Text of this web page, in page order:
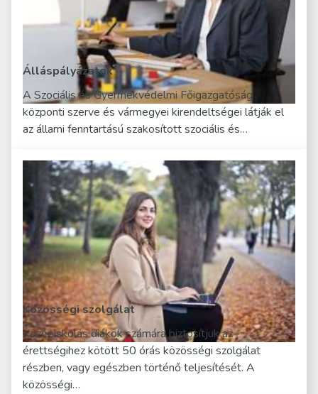
Álláspályázatok
A Szociális és Gyermekvédelmi Főigazgatóság
központi szerve és vármegyei kirendeltségei látják el
az állami fenntartású szakosított szociális és…
Közösségi szolgálat
Középiskolás diákok számára biztosítjuk az
érettségihez kötött 50 órás közösségi szolgálat
részben, vagy egészben történő teljesítését. A
közösségi…